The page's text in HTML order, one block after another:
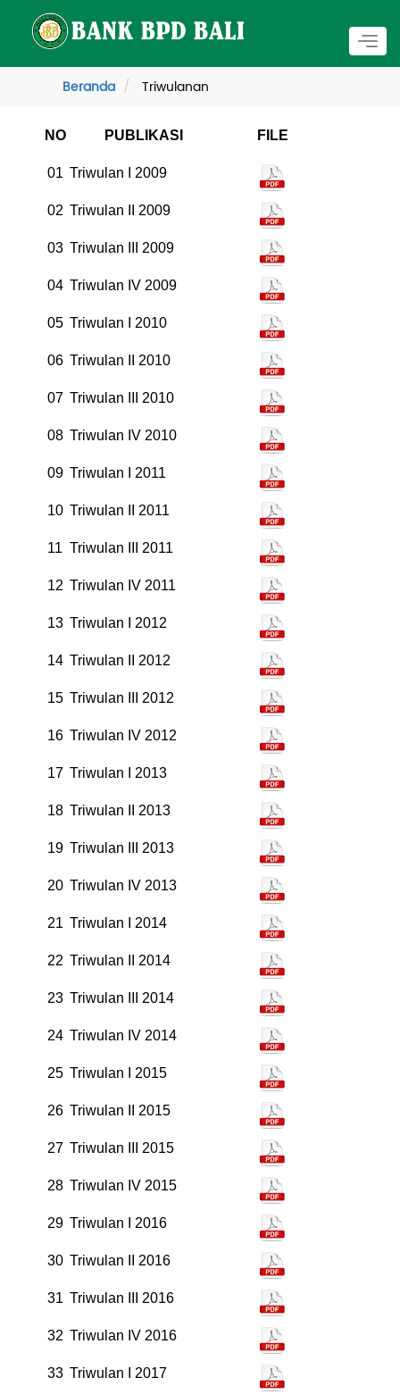
Beranda
Triwulanan
NO PUBLIKASI FILE
01 Triwulan I 2009
02 Triwulan II 2009
03 Triwulan III 2009
04 Triwulan IV 2009
05 Triwulan I 2010
06 Triwulan II 2010
07 Triwulan III 2010
08 Triwulan IV 2010
09 Triwulan I 2011
10 Triwulan II 2011
11 Triwulan III 2011
12 Triwulan IV 2011
13 Triwulan I 2012
14 Triwulan II 2012
15 Triwulan III 2012
16 Triwulan IV 2012
17 Triwulan I 2013
18 Triwulan II 2013
19 Triwulan III 2013
20 Triwulan IV 2013
21 Triwulan I 2014
22 Triwulan II 2014
23 Triwulan III 2014
24 Triwulan IV 2014
25 Triwulan I 2015
26 Triwulan II 2015
27 Triwulan III 2015
28 Triwulan IV 2015
29 Triwulan I 2016
30 Triwulan II 2016
31 Triwulan III 2016
32 Triwulan IV 2016
33 Triwulan I 2017